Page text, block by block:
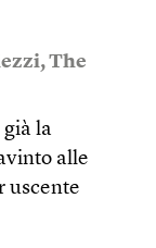
,The
la
alle
uscente